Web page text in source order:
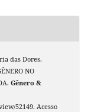
das Dores.
NO
Gênero &
52149. Acesso